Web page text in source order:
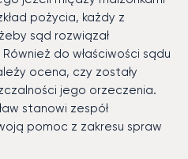
pożycia, każdy z
sąd rozwiązał
do właściwości sądu
ocena, czy zostały
jego orzeczenia.
stanowi zespół
pomoc z zakresu spraw